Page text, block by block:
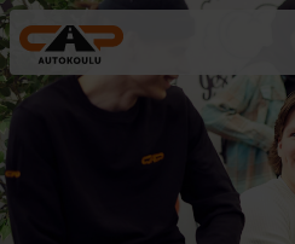
Hyppää sisältöön